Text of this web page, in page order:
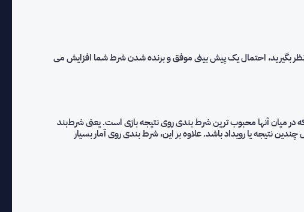
نظر بگیرید، احتمال یک پیش بینی موفق و برنده شدن شرط شما افزایش می
در میان آنها محبوب ترین شرط بندی روی نتیجه بازی است. یعنی شرط‌بند
نتیجه یا رویداد باشد. علاوه بر این، شرط بندی روی آمار بسیار